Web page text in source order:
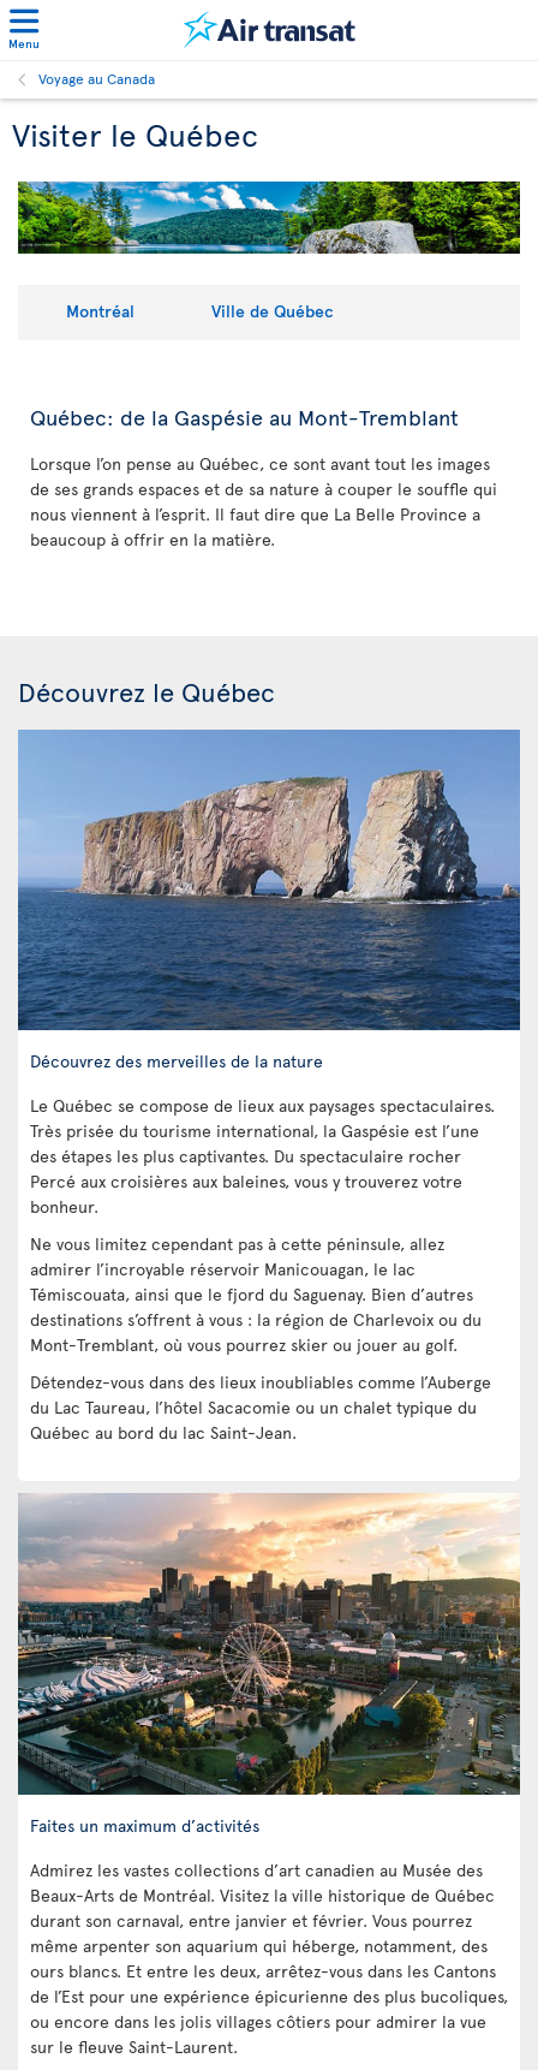
Menu
Voyage au Canada
Visiter le Québec
Montréal Ville de Québec
Québec: de la Gaspésie au Mont-Tremblant
Lorsque l’on pense au Québec, ce sont avant tout les images
de ses grands espaces et de sa nature à couper le souffle qui
nous viennent à l’esprit. Il faut dire que La Belle Province a
beaucoup à offrir en la matière.
Découvrez le Québec
Découvrez des merveilles de la nature
Le Québec se compose de lieux aux paysages spectaculaires.
Très prisée du tourisme international, la Gaspésie est l’une
des étapes les plus captivantes. Du spectaculaire rocher
Percé aux croisières aux baleines, vous y trouverez votre
bonheur.
Ne vous limitez cependant pas à cette péninsule, allez
admirer l’incroyable réservoir Manicouagan, le lac
Témiscouata, ainsi que le fjord du Saguenay. Bien d’autres
destinations s’offrent à vous : la région de Charlevoix ou du
Mont-Tremblant, où vous pourrez skier ou jouer au golf.
Détendez-vous dans des lieux inoubliables comme l’Auberge
du Lac Taureau, l’hôtel Sacacomie ou un chalet typique du
Québec au bord du lac Saint-Jean.
Faites un maximum d’activités
Admirez les vastes collections d’art canadien au Musée des
Beaux-Arts de Montréal. Visitez la ville historique de Québec
durant son carnaval, entre janvier et février. Vous pourrez
même arpenter son aquarium qui héberge, notamment, des
ours blancs. Et entre les deux, arrêtez-vous dans les Cantons
de l’Est pour une expérience épicurienne des plus bucoliques,
ou encore dans les jolis villages côtiers pour admirer la vue
sur le fleuve Saint-Laurent.